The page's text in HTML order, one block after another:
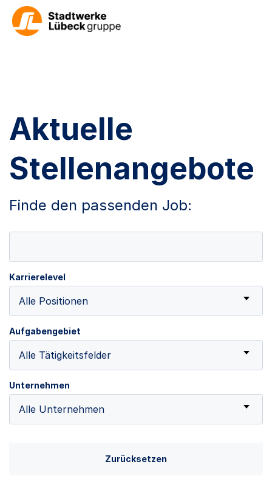
Aktuelle
Stellenangebote
Finde den passenden Job:
Karrierelevel
Alle Positionen
Aufgabengebiet
Alle Tätigkeitsfelder
Unternehmen
Alle Unternehmen
Zurücksetzen